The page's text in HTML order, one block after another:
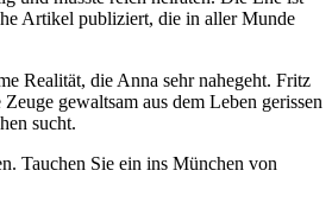
Artikel publiziert, die in aller Munde
Realität, die Anna sehr nahegeht. Fritz
gewaltsam aus dem Leben gerissen
sucht.
Tauchen Sie ein ins München von